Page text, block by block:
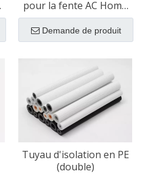
pour la fente AC Home
Utilisation d'isolation PE
Demande de produit
Tuyau d'isolation en PE
(double)